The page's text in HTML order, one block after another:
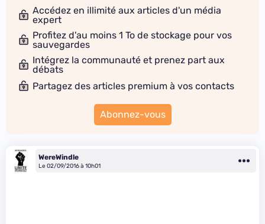
Accédez en illimité aux articles d'un média
expert
Profitez d'au moins 1 To de stockage pour vos
sauvegardes
Intégrez la communauté et prenez part aux
débats
Partagez des articles premium à vos contacts
Abonnez-vous
WereWindle
Le 02/09/2016 à 10h01